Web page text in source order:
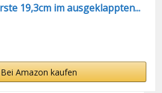
19,3cm im ausgeklappten...
Bei Amazon kaufen